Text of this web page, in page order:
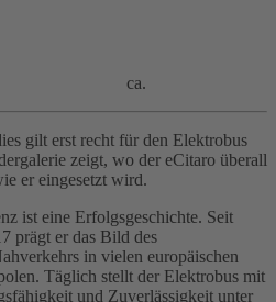
ca.
gilt erst recht für den Elektrobus
zeigt, wo der eCitaro überall
er eingesetzt wird.
ist eine Erfolgsgeschichte. Seit
prägt er das Bild des
in vielen europäischen
Täglich stellt der Elektrobus mit
und Zuverlässigkeit unter